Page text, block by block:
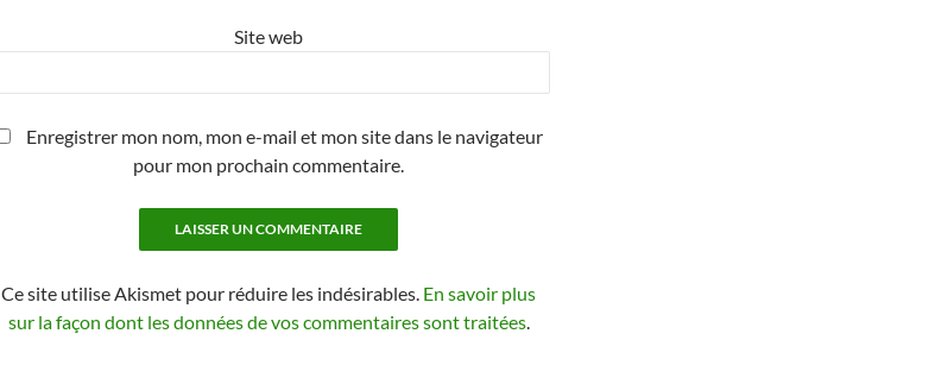
Site web
Enregistrer mon nom, mon e-mail et mon site dans le navigateur
pour mon prochain commentaire.
Ce site utilise Akismet pour réduire les indésirables. En savoir plus
sur la façon dont les données de vos commentaires sont traitées.